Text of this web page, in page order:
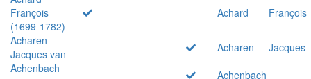
François
(1699-1782)
Achard
François
Acharen
Jacques van
Acharen
Jacques
Achenbach
Achenbach